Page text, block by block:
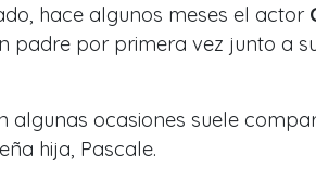
hace algunos meses el actor
padre por primera vez junto a
algunas ocasiones suele
hija, Pascale.